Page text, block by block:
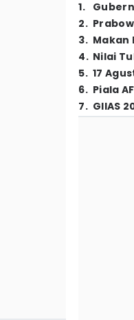
1.
2.
3. Makan
4. Nilai
5. 17
6. Piala
7. GIIAS